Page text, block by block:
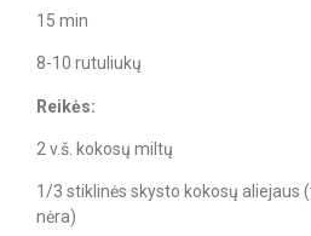
15 min
8-10 rutuliukų
Reikės:
2 v.š. kokosų miltų
1/3 stiklinės skysto kokosų aliejaus
nėra)